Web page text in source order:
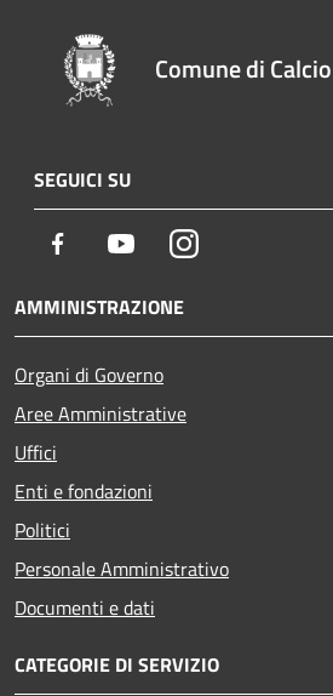
Comune di Calcio
SEGUICI SU
Facebook YoutubeInstagram
AMMINISTRAZIONE
Organi di Governo
Aree Amministrative
Uffici
Enti e fondazioni
Politici
Personale Amministrativo
Documenti e dati
CATEGORIE DI SERVIZIO